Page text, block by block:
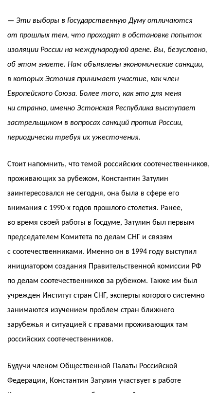
— Эти выборы в Государственную Думу отличаются
от прошлых тем, что проходят в обстановке попыток
изоляции России на международной арене. Вы, безусловно,
об этом знаете. Нам объявлены экономические санкции,
в которых Эстония принимает участие, как член
Европейского Союза. Более того, как это для меня
ни странно, именно Эстонская Республика выступает
застрельщиком в вопросах санкций против России,
периодически требуя их ужесточения.
Стоит напомнить, что темой российских соотечественников,
проживающих за рубежом, Константин Затулин
заинтересовался не сегодня, она была в сфере его
внимания с 1990-х годов прошлого столетия. Ранее,
во время своей работы в Госдуме, Затулин был первым
председателем Комитета по делам СНГ и связям
с соотечественниками. Именно он в 1994 году выступил
инициатором создания Правительственной комиссии РФ
по делам соотечественников за рубежом. Также им был
учрежден Институт стран СНГ, эксперты которого системно
занимаются изучением проблем стран ближнего
зарубежья и ситуацией с правами проживающих там
российских соотечественников.
Будучи членом Общественной Палаты Российской
Федерации, Константин Затулин участвует в работе